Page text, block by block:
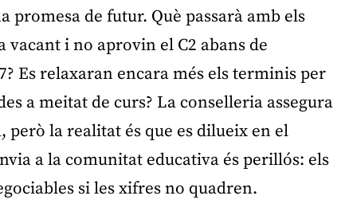
promesa de futur. Què passarà amb els
i no aprovin el C2 abans de
Es relaxaran encara més els terminis per
a meitat de curs? La conselleria assegura
però la realitat és que es dilueix en el
a la comunitat educativa és perillós: els
si les xifres no quadren.